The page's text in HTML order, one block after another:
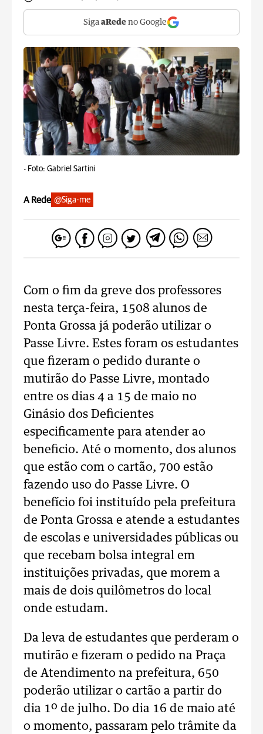
Siga aRede no Google
- Foto: Gabriel Sartini
A Rede @Siga-me
Com o fim da greve dos professores
nesta terça-feira, 1508 alunos de
Ponta Grossa já poderão utilizar o
Passe Livre. Estes foram os estudantes
que fizeram o pedido durante o
mutirão do Passe Livre, montado
entre os dias 4 a 15 de maio no
Ginásio dos Deficientes
especificamente para atender ao
beneficio. Até o momento, dos alunos
que estão com o cartão, 700 estão
fazendo uso do Passe Livre. O
benefício foi instituído pela prefeitura
de Ponta Grossa e atende a estudantes
de escolas e universidades públicas ou
que recebam bolsa integral em
instituições privadas, que morem a
mais de dois quilômetros do local
onde estudam.
Da leva de estudantes que perderam o
mutirão e fizeram o pedido na Praça
de Atendimento na prefeitura, 650
poderão utilizar o cartão a partir do
dia 1º de julho. Do dia 16 de maio até
o momento, passaram pelo trâmite da